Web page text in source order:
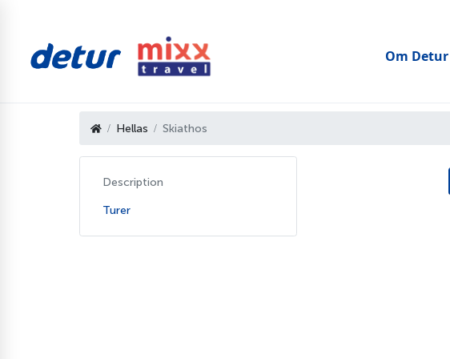
Om Detur
Hellas Skiathos
Description
Turer